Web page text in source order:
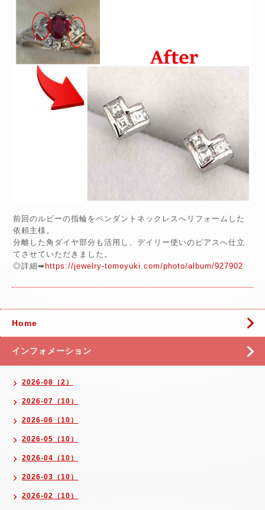
前回のルビーの指輪をペンダントネックレスへリフォームした
依頼主様。
分離した角ダイヤ部分も活用し、デイリー使いのピアスへ仕立
てさせていただきました。
◎詳細➡ https://jewelry-tomoyuki.com/photo/album/927902
Home
インフォメーション
2026-08（2）
2026-07（10）
2026-06（10）
2026-05（10）
2026-04（10）
2026-03（10）
2026-02（10）